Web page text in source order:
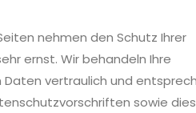
nehmen den Schutz Ihrer
ernst. Wir behandeln Ihre
vertraulich und
sowie